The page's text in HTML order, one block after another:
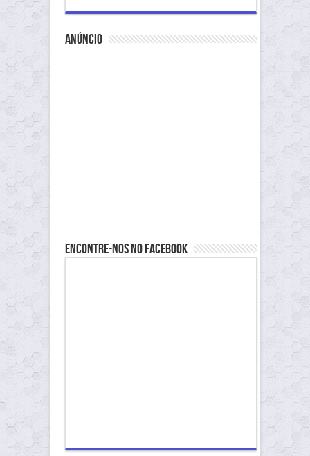
anúncio
Encontre-nos no Facebook